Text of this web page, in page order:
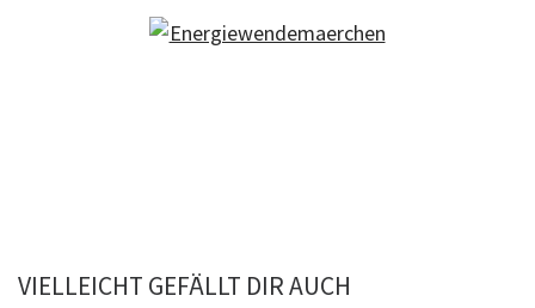
VIELLEICHT GEFÄLLT DIR AUCH